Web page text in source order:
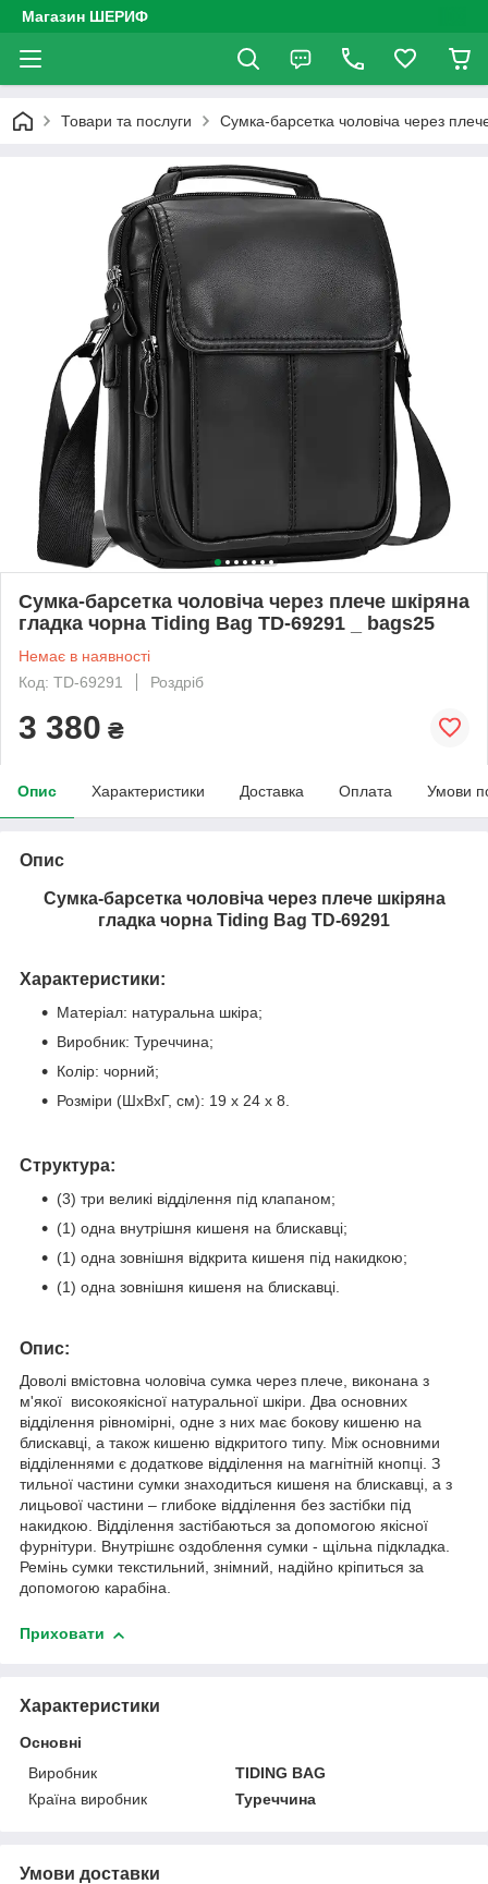
Магазин ШЕРИФ
Товари та послуги Сумка-барсетка чоловіча через
Сумка-барсетка чоловіча через плече шкіряна
гладка чорна Tiding Bag TD-69291 _ bags25
Немає в наявності
Код: TD-69291
Роздріб
3 380 ₴
Опис Характеристики Доставка Оплата Умови
Опис
Сумка-барсетка чоловіча через плече шкіряна
гладка чорна Tiding Bag TD-69291
Характеристики:
Матеріал: натуральна шкіра;
Виробник: Туреччина;
Колір: чорний;
Розміри (ШхВхГ, см): 19 х 24 х 8.
Структура:
(3) три великі відділення під клапаном;
(1) одна внутрішня кишеня на блискавці;
(1) одна зовнішня відкрита кишеня під накидкою;
(1) одна зовнішня кишеня на блискавці.
Опис:
Доволі вмістовна чоловіча сумка через плече, виконана з
м'якої високоякісної натуральної шкіри. Два основних
відділення рівномірні, одне з них має бокову кишеню на
блискавці, а також кишеню відкритого типу. Між основними
відділеннями є додаткове відділення на магнітній кнопці. З
тильної частини сумки знаходиться кишеня на блискавці, а з
лицьової частини – глибоке відділення без застібки під
накидкою. Відділення застібаються за допомогою якісної
фурнітури. Внутрішнє оздоблення сумки - щільна підкладка.
Ремінь сумки текстильний, знімний, надійно кріпиться за
допомогою карабіна.
Приховати
Характеристики
Основні
Виробник
TIDING BAG
Країна виробник
Туреччина
Умови доставки